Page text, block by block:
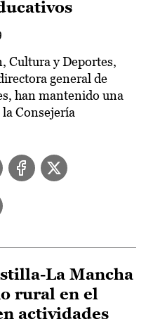
Cultura y Deportes,
general de
han mantenido una
Consejería
La Mancha
rural en el
actividades